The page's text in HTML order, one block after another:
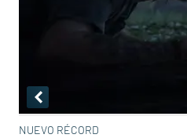
NUEVO RÉCORD